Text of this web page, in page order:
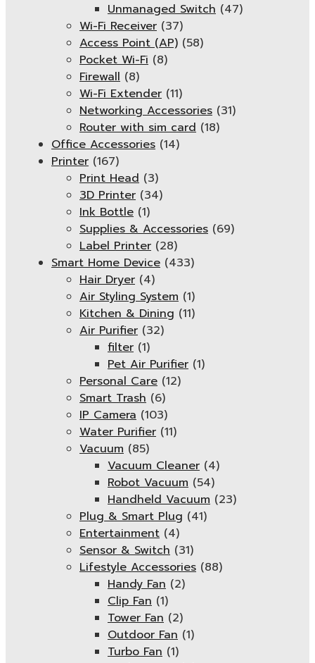
Unmanaged Switch (47)
Wi-Fi Receiver (37)
Access Point (AP) (58)
Pocket Wi-Fi (8)
Firewall (8)
Wi-Fi Extender (11)
Networking Accessories (31)
Router with sim card (18)
Office Accessories (14)
Printer (167)
Print Head (3)
3D Printer (34)
Ink Bottle (1)
Supplies & Accessories (69)
Label Printer (28)
Smart Home Device (433)
Hair Dryer (4)
Air Styling System (1)
Kitchen & Dining (11)
Air Purifier (32)
filter (1)
Pet Air Purifier (1)
Personal Care (12)
Smart Trash (6)
IP Camera (103)
Water Purifier (11)
Vacuum (85)
Vacuum Cleaner (4)
Robot Vacuum (54)
Handheld Vacuum (23)
Plug & Smart Plug (41)
Entertainment (4)
Sensor & Switch (31)
Lifestyle Accessories (88)
Handy Fan (2)
Clip Fan (1)
Tower Fan (2)
Outdoor Fan (1)
Turbo Fan (1)